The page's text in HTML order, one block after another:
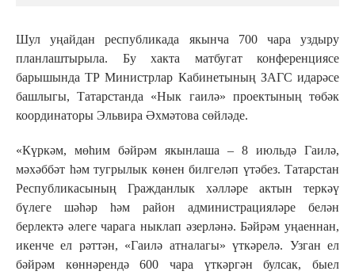
Шул уңайдан республикада якынча 700 чара уздыру
планлаштырыла. Бу хакта матбугат конференциясе
барышында ТР Министрлар Кабинетының ЗАГС идарәсе
башлыгы, Татарстанда «Нык гаилә» проектының төбәк
координаторы Эльвира Әхмәтова сөйләде.
«Күркәм, мөһим бәйрәм якынлаша – 8 июльдә Гаилә,
мәхәббәт һәм тугрылык көнен билгеләп үтәбез. Татарстан
Республикасының Гражданлык хәлләре актын теркәү
бүлеге шәһәр һәм район администрацияләре белән
берлектә әлеге чарага ныклап әзерләнә. Бәйрәм уңаеннан,
икенче ел рәттән, «Гаилә атналагы» үткәрелә. Узган ел
бәйрәм көннәрендә 600 чара үткәргән булсак, быел